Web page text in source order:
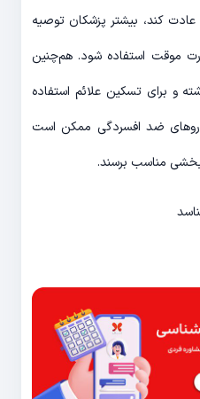
کند، بیشتر پزشکان توصیه
موقت استفاده شود. هم‌چنین
و برای تسکین علائم استفاده
ضد افسردگی ممکن است
مناسب برسند.